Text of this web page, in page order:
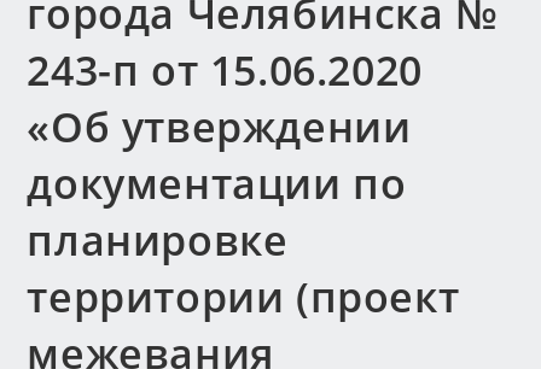
города Челябинска №
243-п от 15.06.2020
«Об утверждении
документации по
планировке
территории (проект
межевания